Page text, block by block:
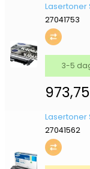
Lasertoner
27041753
973,75
3-5
Lasertoner
27041562